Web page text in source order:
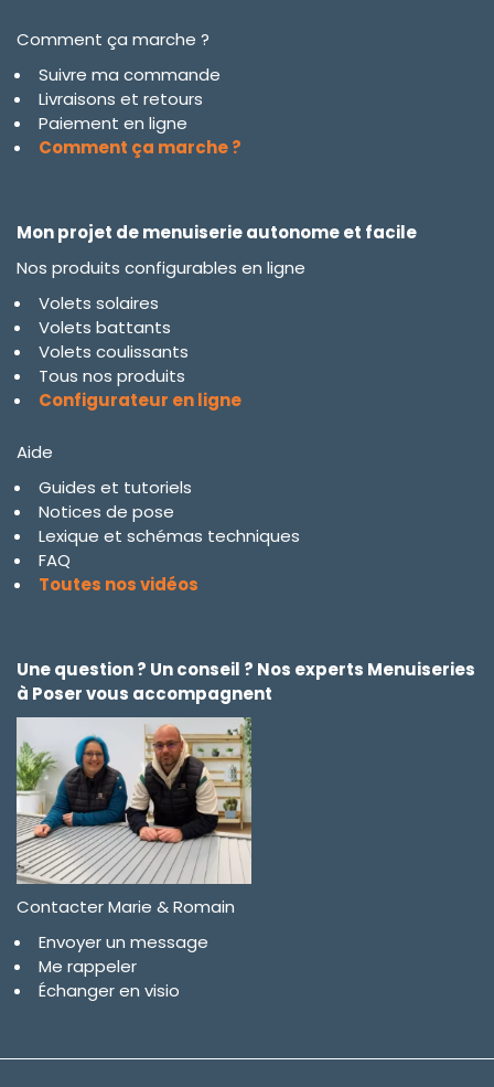
Comment ça marche ?
Suivre ma commande
Livraisons et retours
Paiement en ligne
Comment ça marche ?
Mon projet de menuiserie autonome et facile
Nos produits configurables en ligne
Volets solaires
Volets battants
Volets coulissants
Tous nos produits
Configurateur en ligne
Aide
Guides et tutoriels
Notices de pose
Lexique et schémas techniques
FAQ
Toutes nos vidéos
Une question ? Un conseil ? Nos experts Menuiseries
à Poser vous accompagnent
Contacter Marie & Romain
Envoyer un message
Me rappeler
Échanger en visio